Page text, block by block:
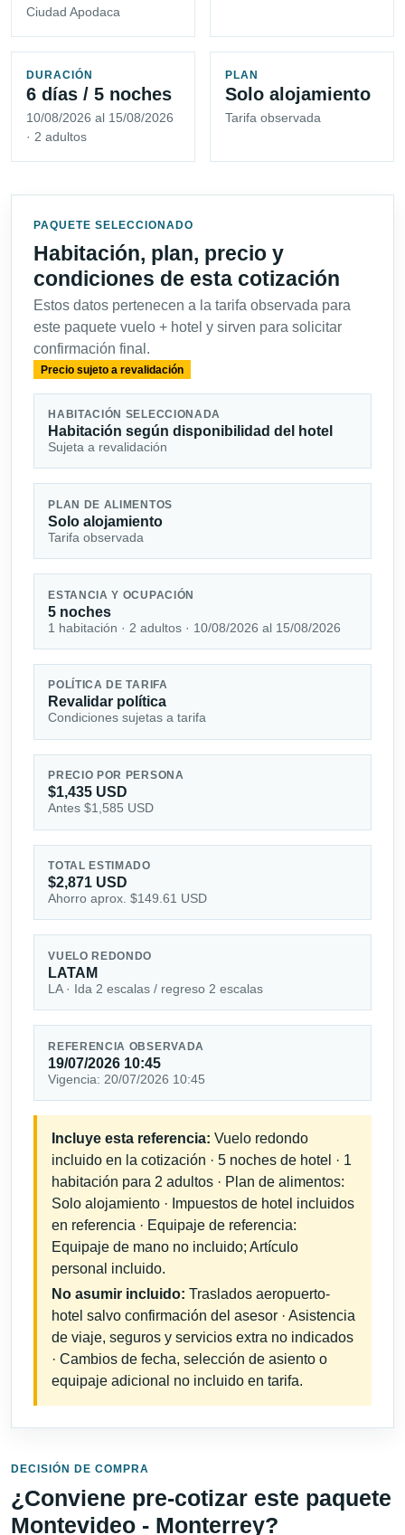
Ciudad Apodaca
DURACIÓN
6 días / 5 noches
10/08/2026 al 15/08/2026
· 2 adultos
PLAN
Solo alojamiento
Tarifa observada
PAQUETE SELECCIONADO
Habitación, plan, precio y
condiciones de esta cotización
Estos datos pertenecen a la tarifa observada para
este paquete vuelo + hotel y sirven para solicitar
confirmación final.
Precio sujeto a revalidación
HABITACIÓN SELECCIONADA
Habitación según disponibilidad del hotel
Sujeta a revalidación
PLAN DE ALIMENTOS
Solo alojamiento
Tarifa observada
ESTANCIA Y OCUPACIÓN
5 noches
1 habitación · 2 adultos · 10/08/2026 al 15/08/2026
POLÍTICA DE TARIFA
Revalidar política
Condiciones sujetas a tarifa
PRECIO POR PERSONA
$1,435 USD
Antes $1,585 USD
TOTAL ESTIMADO
$2,871 USD
Ahorro aprox. $149.61 USD
VUELO REDONDO
LATAM
LA · Ida 2 escalas / regreso 2 escalas
REFERENCIA OBSERVADA
19/07/2026 10:45
Vigencia: 20/07/2026 10:45
Incluye esta referencia: Vuelo redondo
incluido en la cotización · 5 noches de hotel · 1
habitación para 2 adultos · Plan de alimentos:
Solo alojamiento · Impuestos de hotel incluidos
en referencia · Equipaje de referencia:
Equipaje de mano no incluido; Artículo
personal incluido.
No asumir incluido: Traslados aeropuerto-
hotel salvo confirmación del asesor · Asistencia
de viaje, seguros y servicios extra no indicados
· Cambios de fecha, selección de asiento o
equipaje adicional no incluido en tarifa.
DECISIÓN DE COMPRA
¿Conviene pre-cotizar este paquete
Montevideo - Monterrey?